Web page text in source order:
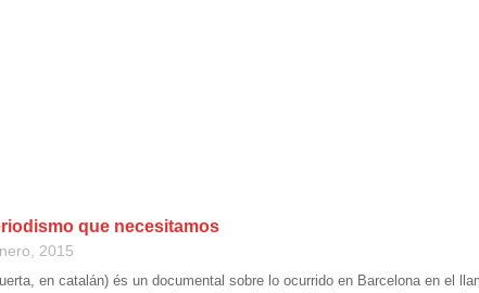
que necesitamos
2015
en catalán) és un documental sobre lo ocurrido en Barcelona en el